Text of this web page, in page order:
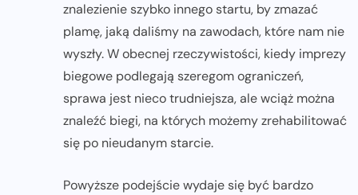
znalezienie szybko innego startu, by zmazać
plamę, jaką daliśmy na zawodach, które nam nie
wyszły. W obecnej rzeczywistości, kiedy imprezy
biegowe podlegają szeregom ograniczeń,
sprawa jest nieco trudniejsza, ale wciąż można
znaleźć biegi, na których możemy zrehabilitować
się po nieudanym starcie.
Powyższe podejście wydaje się być bardzo